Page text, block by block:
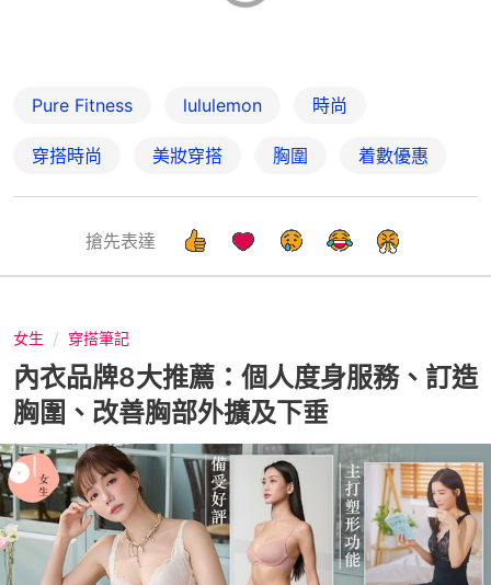
Pure Fitness lululemon 時尚
穿搭時尚 美妝穿搭 胸圍 着數優惠
搶先表達
女生 穿搭筆記
內衣品牌8大推薦：個人度身服務、訂造
胸圍、改善胸部外擴及下垂